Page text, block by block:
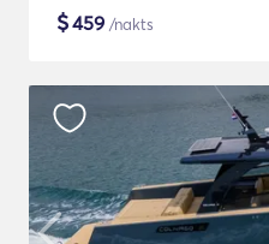
$459 /nakts